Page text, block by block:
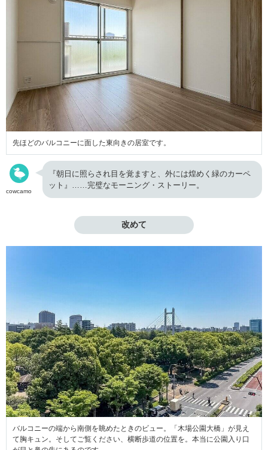
先ほどのバルコニーに面した東向きの居室です。
cowcamo
『朝日に照らされ目を覚ますと、外には煌めく緑のカーペ
ット』……完璧なモーニング・ストーリー。
改めて
バルコニーの端から南側を眺めたときのビュー。「木場公園大橋」が見え
て胸キュン。そしてご覧ください、横断歩道の位置を。本当に公園入り口